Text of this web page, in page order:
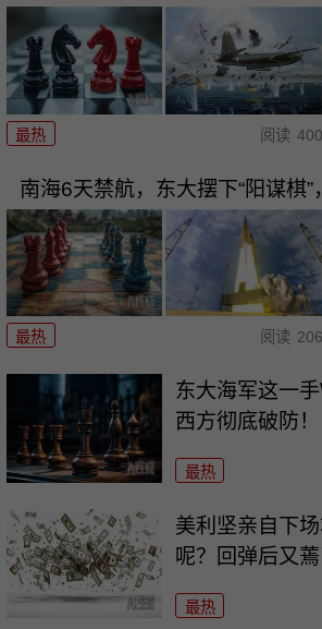
最热 阅读
南海6天禁航，东大摆下“阳谋棋”
最热 阅读
东大海军这一
西方彻底破防！
最热
美利坚亲自下
呢？回弹后又
最热